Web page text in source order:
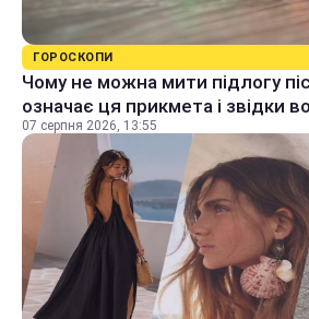
ГОРОСКОПИ
Чому не можна мити підлогу
означає ця прикмета і звідки
07 серпня 2026, 13:55